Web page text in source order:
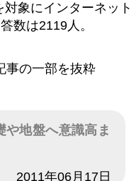
対象にインターネット
数は2119人。
事の一部を抜粋
や地盤へ意識高ま
2011年06月17日